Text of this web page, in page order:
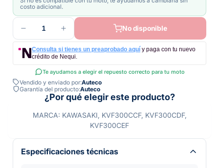
costo adicional.
1 No disponible
Consulta si tienes un preaprobado aquí y paga con tu nuevo
crédito de Nequi.
Te ayudamos a elegir el repuesto correcto para tu moto
Vendido y enviado por:Auteco
Garantía del producto:Auteco
¿Por qué elegir este producto?
MARCA: KAWASAKI, KVF300CCF, KVF300CDF,
KVF300CEF
Especificaciones técnicas